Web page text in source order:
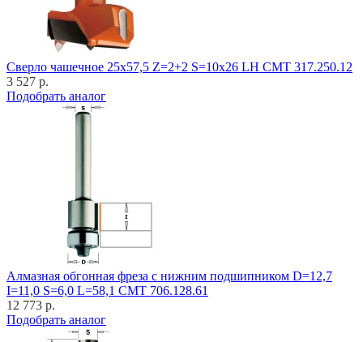
Cверло чашечное 25x57,5 Z=2+2 S=10x26 LH CMT 317.250.12
3 527 р.
Подобрать аналог
Алмазная обгонная фреза с нижним подшипником D=12,7
I=11,0 S=6,0 L=58,1 CMT 706.128.61
12 773 р.
Подобрать аналог